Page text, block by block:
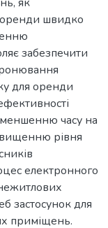
швидко
забезпечити
для оренди
часу на
рівня
електронного
застосунок для
приміщень.